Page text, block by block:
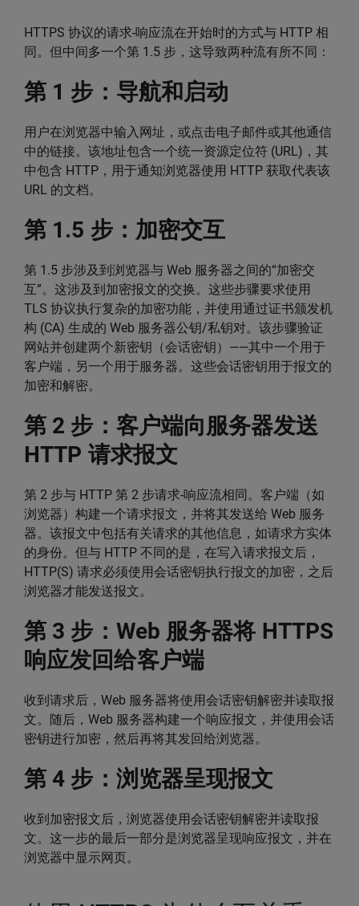
HTTPS 协议的请求-响应流在开始时的方式与 HTTP 相
同。但中间多一个第 1.5 步，这导致两种流有所不同：
第 1 步：导航和启动
用户在浏览器中输入网址，或点击电子邮件或其他通信
中的链接。该地址包含一个统一资源定位符 (URL)，其
中包含 HTTP，用于通知浏览器使用 HTTP 获取代表该
URL 的文档。
第 1.5 步：加密交互
第 1.5 步涉及到浏览器与 Web 服务器之间的“加密交
互”。这涉及到加密报文的交换。这些步骤要求使用
TLS 协议执行复杂的加密功能，并使用通过证书颁发机
构 (CA) 生成的 Web 服务器公钥/私钥对。该步骤验证
网站并创建两个新密钥（会话密钥）——其中一个用于
客户端，另一个用于服务器。这些会话密钥用于报文的
加密和解密。
第 2 步：客户端向服务器发送
HTTP 请求报文
第 2 步与 HTTP 第 2 步请求-响应流相同。客户端（如
浏览器）构建一个请求报文，并将其发送给 Web 服务
器。该报文中包括有关请求的其他信息，如请求方实体
的身份。但与 HTTP 不同的是，在写入请求报文后，
HTTP(S) 请求必须使用会话密钥执行报文的加密，之后
浏览器才能发送报文。
第 3 步：Web 服务器将 HTTPS
响应发回给客户端
收到请求后，Web 服务器将使用会话密钥解密并读取报
文。随后，Web 服务器构建一个响应报文，并使用会话
密钥进行加密，然后再将其发回给浏览器。
第 4 步：浏览器呈现报文
收到加密报文后，浏览器使用会话密钥解密并读取报
文。这一步的最后一部分是浏览器呈现响应报文，并在
浏览器中显示网页。